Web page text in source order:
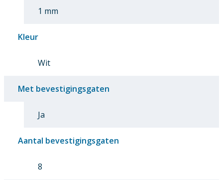
1 mm
Kleur
Wit
Met bevestigingsgaten
Ja
Aantal bevestigingsgaten
8